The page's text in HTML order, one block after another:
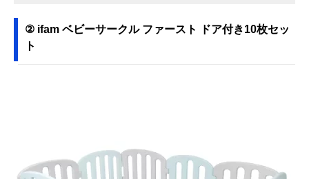
② ifam ベビーサークル ファースト ドア付き10枚セッ
ト